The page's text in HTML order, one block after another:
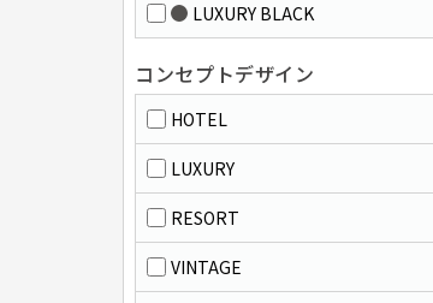
LUXURY BLACK
コンセプトデザイン
HOTEL
LUXURY
RESORT
VINTAGE